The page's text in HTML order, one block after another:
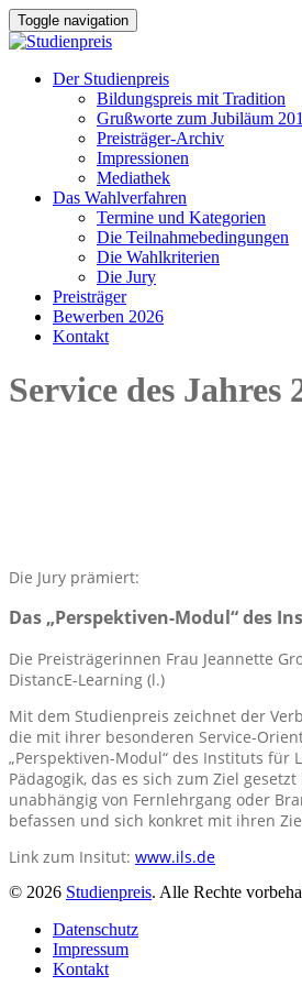
Toggle navigation
Der Studienpreis
Bildungspreis mit Tradition
Grußworte zum Jubiläum
Preisträger-Archiv
Impressionen
Mediathek
Das Wahlverfahren
Termine und Kategorien
Die Teilnahmebedingungen
Die Wahlkriterien
Die Jury
Preisträger
Bewerben 2026
Kontakt
Service des Jahres
Die Jury prämiert:
Das „Perspektiven-Modul“ des
Die Preisträgerinnen Frau Jeannette
DistancE-Learning (l.)
Mit dem Studienpreis zeichnet der
die mit ihrer besonderen Service-
„Perspektiven-Modul“ des Instituts für
Pädagogik, das es sich zum Ziel
unabhängig von Fernlehrgang oder
befassen und sich konkret mit ihren
Link zum Insitut: www.ils.de
© 2026 Studienpreis. Alle Rechte
Datenschutz
Impressum
Kontakt